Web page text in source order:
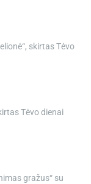
skirtas Tėvo
Tėvo dienai
gražus“ su